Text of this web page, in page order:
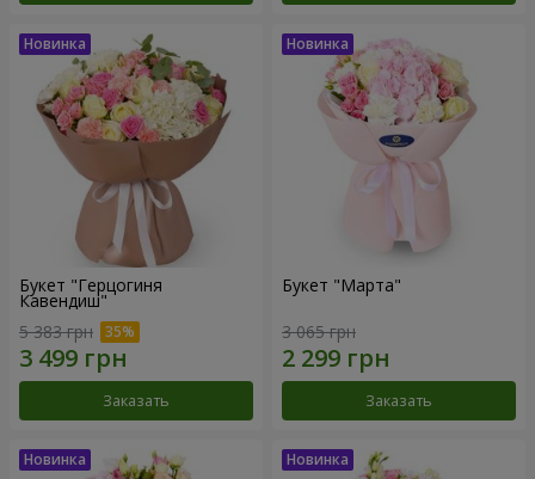
Букет "Герцогиня
Кавендиш"
5 383 грн
Заказать
Букет "Марта"
3 065 грн
Заказать